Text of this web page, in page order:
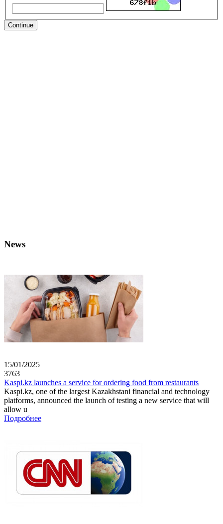
Continue
News
15/01/2025
3763
Kaspi.kz launches a service for ordering food from restaurants
Kaspi.kz, one of the largest Kazakhstani financial and technology
platforms, announced the launch of testing a new service that will
allow u
Подробнее